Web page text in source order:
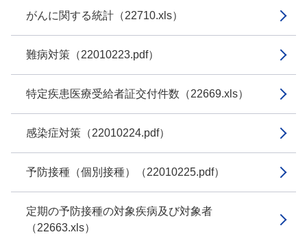
がんに関する統計（22710.xls）
難病対策（22010223.pdf）
特定疾患医療受給者証交付件数（22669.xls）
感染症対策（22010224.pdf）
予防接種（個別接種）（22010225.pdf）
定期の予防接種の対象疾病及び対象者
（22663.xls）